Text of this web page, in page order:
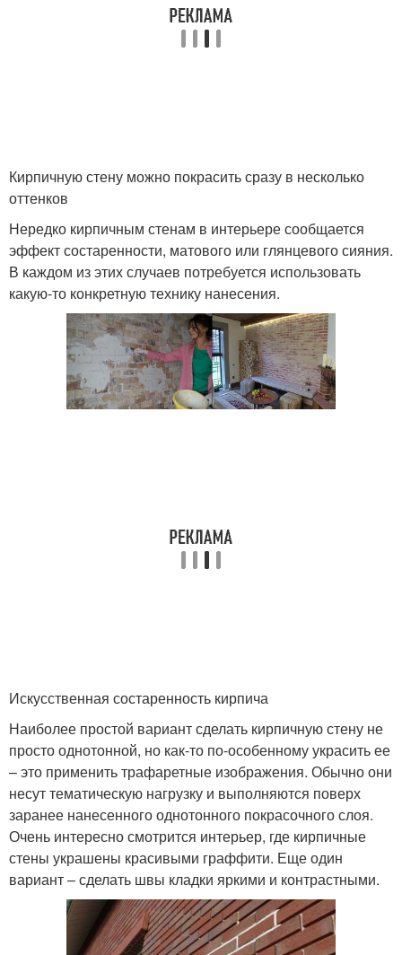
Кирпичную стену можно покрасить сразу в несколько
оттенков
Нередко кирпичным стенам в интерьере сообщается
эффект состаренности, матового или глянцевого сияния.
В каждом из этих случаев потребуется использовать
какую-то конкретную технику нанесения.
Искусственная состаренность кирпича
Наиболее простой вариант сделать кирпичную стену не
просто однотонной, но как-то по-особенному украсить ее
– это применить трафаретные изображения. Обычно они
несут тематическую нагрузку и выполняются поверх
заранее нанесенного однотонного покрасочного слоя.
Очень интересно смотрится интерьер, где кирпичные
стены украшены красивыми граффити. Еще один
вариант – сделать швы кладки яркими и контрастными.